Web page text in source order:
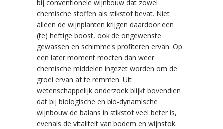
bij conventionele wijnbouw dat zowel
chemische stoffen als stikstof bevat. Niet
alleen de wijnplanten krijgen daardoor een
(te) heftige boost, ook de ongewenste
gewassen en schimmels profiteren ervan. Op
een later moment moeten dan weer
chemische middelen ingezet worden om de
groei ervan af te remmen. Uit
wetenschappelijk onderzoek blijkt bovendien
dat bij biologische en bio-dynamische
wijnbouw de balans in stikstof veel beter is,
evenals de vitaliteit van bodem en wijnstok.